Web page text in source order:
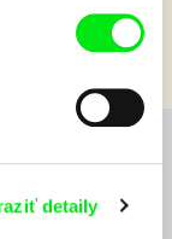
detaily
novinkách v